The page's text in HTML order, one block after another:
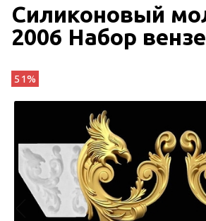
Силиконовый
2006 Набор
51%